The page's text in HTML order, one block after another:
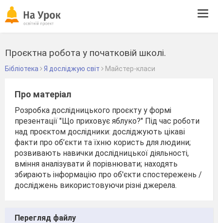
Проєктна робота у початковій школі.
Бібліотека Я досліджую світ Майстер-класи
Про матеріал
Розробка дослідницького проєкту у формі
презентації "Що приховує яблуко?" Під час роботи
над проєктом дослідники: досліджують цікаві
факти про об’єкти та їхню користь для людини;
розвивають навички дослідницької діяльності,
вміння аналізувати й порівнювати; находять
збирають інформацію про об'єкти спостережень /
досліджень використовуючи різні джерела.
Перегляд файлу